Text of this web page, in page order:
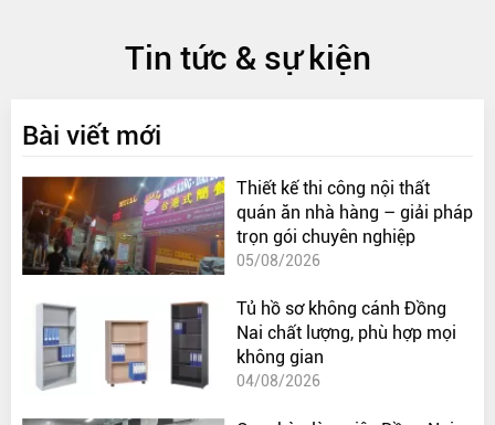
Tin tức & sự kiện
Bài viết mới
Thiết kế thi công nội thất
quán ăn nhà hàng – giải pháp
trọn gói chuyên nghiệp
05/08/2026
Tủ hồ sơ không cánh Đồng
Nai chất lượng, phù hợp mọi
không gian
04/08/2026